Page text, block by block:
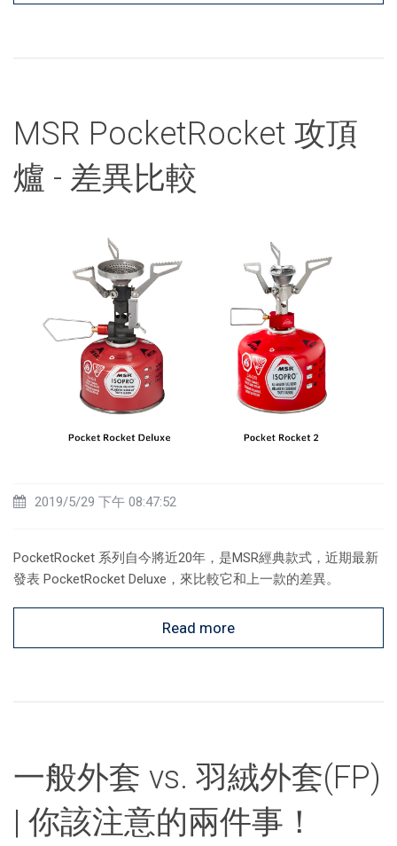
MSR PocketRocket 攻頂
爐 - 差異比較
2019/5/29 下午 08:47:52
PocketRocket 系列自今將近20年，是MSR經典款式，近期最新
發表 PocketRocket Deluxe，來比較它和上一款的差異。
Read more
一般外套 vs. 羽絨外套(FP)
| 你該注意的兩件事！